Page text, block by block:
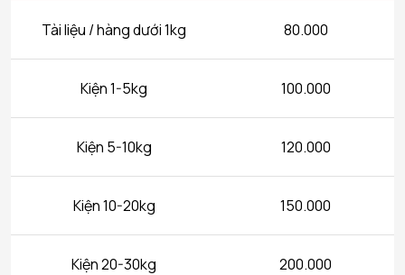
Tài liệu / hàng dưới 1kg 80.000
Kiện 1-5kg 100.000
Kiện 5-10kg 120.000
Kiện 10-20kg 150.000
Kiện 20-30kg 200.000